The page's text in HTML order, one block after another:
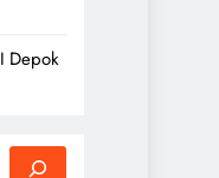
Depok